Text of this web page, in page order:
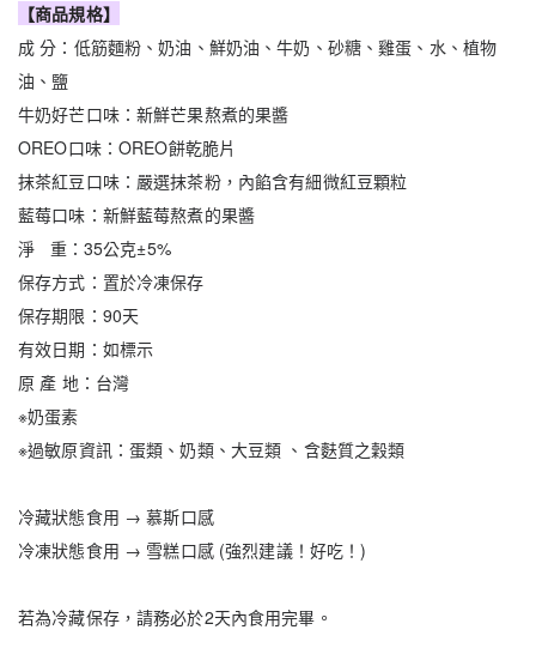
【商品規格】
成 分：低筋麵粉、奶油、鮮奶油、牛奶、砂糖、雞蛋、水、植物
油、鹽
牛奶好芒口味：新鮮芒果熬煮的果醬
OREO口味：OREO餅乾脆片
抹茶紅豆口味：嚴選抹茶粉，內餡含有細微紅豆顆粒
藍莓口味：新鮮藍莓熬煮的果醬
淨 重：35公克±5%
保存方式：置於冷凍保存
保存期限：90天
有效日期：如標示
原 產 地：台灣
※奶蛋素
※過敏原資訊：蛋類、奶類、大豆類 、含麩質之穀類
冷藏狀態食用 → 慕斯口感
冷凍狀態食用 → 雪糕口感 (強烈建議！好吃！)
若為冷藏保存，請務必於2天內食用完畢。